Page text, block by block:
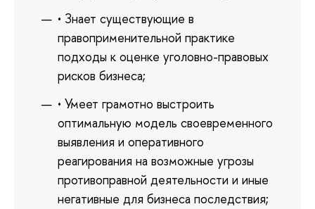
• Знает существующие в
правоприменительной практике
подходы к оценке уголовно-правовых
рисков бизнеса;
• Умеет грамотно выстроить
оптимальную модель своевременного
выявления и оперативного
реагирования на возможные угрозы
противоправной деятельности и иные
негативные для бизнеса последствия;